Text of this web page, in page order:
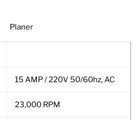
Planer
15 AMP / 220V 50/60hz, AC
23,000 RPM